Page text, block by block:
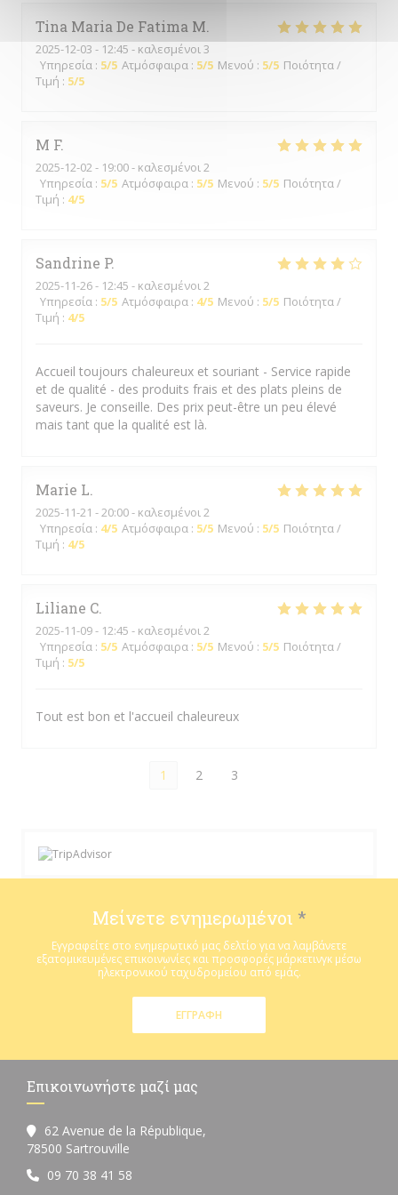
Tina Maria De Fatima M
2025-12-03 - 12:45 - καλεσμένοι 3
Υπηρεσία : 5/5 Ατμόσφαιρα : 5/5 Μενού : 5/5 Ποιότητα /
Τιμή : 5/5
M F
2025-12-02 - 19:00 - καλεσμένοι 2
Υπηρεσία : 5/5 Ατμόσφαιρα : 5/5 Μενού : 5/5 Ποιότητα /
Τιμή : 4/5
Sandrine P
2025-11-26- 12:45 - καλεσμένοι 2
Υπηρεσία : 5/5 Ατμόσφαιρα : 4/5 Μενού : 5/5 Ποιότητα /
Τιμή : 4/5
Accueil toujours chaleureux et souriant - Service rapide
et de qualité - des produits frais et des plats pleins de
saveurs. Je conseille. Des prix peut-être un peu élevé
mais tant que la qualité est là.
Marie L
2025-11-21 - 20:00 - καλεσμένοι 2
Υπηρεσία : 4/5 Ατμόσφαιρα : 5/5 Μενού : 5/5 Ποιότητα /
Τιμή : 4/5
Liliane C
2025-11-09- 12:45 - καλεσμένοι 2
Υπηρεσία : 5/5 Ατμόσφαιρα : 5/5 Μενού : 5/5 Ποιότητα /
Τιμή : 5/5
Tout est bon et l'accueil chaleureux
1 2 3
Μείνετε ενημερωμένοι *
Εγγραφείτε στο ενημερωτικό μας δελτίο για να λαμβάνετε
εξατομικευμένες επικοινωνίες και προσφορές μάρκετινγκ μέσω
ηλεκτρονικού ταχυδρομείου από εμάς.
ΕΓΓΡΑΦΉ
Επικοινωνήστε μαζί μας
62 Avenue de la République,
78500 Sartrouville
09 70 38 41 58